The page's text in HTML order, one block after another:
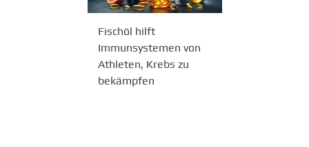
Fischöl hilft
Immunsystemen von
Athleten, Krebs zu
bekämpfen